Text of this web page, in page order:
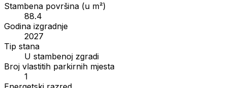
Stambena površina (u m²)
88.4
Godina izgradnje
2027
Tip stana
U stambenoj zgradi
Broj vlastitih parkirnih mjesta
1